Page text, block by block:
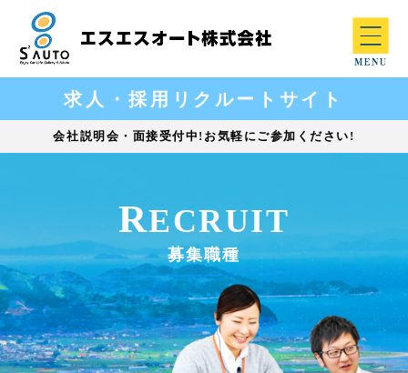
求人・採用リクルートサイト
会社説明会・面接受付中!お気軽にご参加ください!
RECRUIT
募集職種